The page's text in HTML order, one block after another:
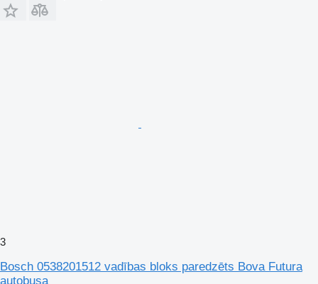
3
Bosch 0538201512 vadības bloks paredzēts Bova Futura
autobusa